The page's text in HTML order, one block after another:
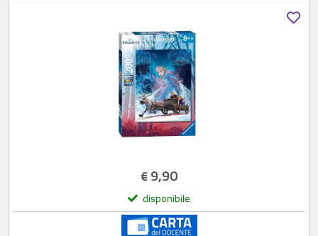
€9,90
disponibile